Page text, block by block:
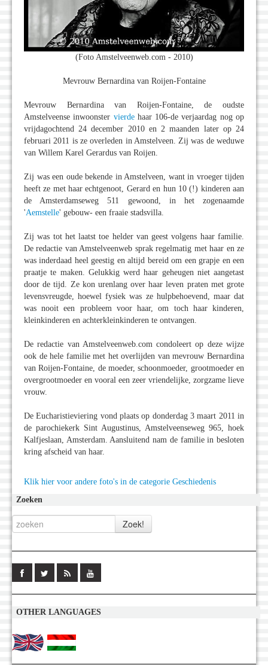
(Foto Amstelveenweb.com - 2010)
Mevrouw Bernardina van Roijen-Fontaine
Mevrouw Bernardina van Roijen-Fontaine, de oudste
Amstelveense inwoonster vierdehaar 106-de verjaardag nog op
vrijdagochtend 24 december 2010 en 2 maanden later op 24
februari 2011 is ze overleden in Amstelveen. Zij was de weduwe
van Willem Karel Gerardus van Roijen.
Zij was een oude bekende in Amstelveen, want in vroeger tijden
heeft ze met haar echtgenoot, Gerard en hun 10 (!) kinderen aan
de Amsterdamseweg 511 gewoond, in het zogenaamde
'Aemstelle' gebouw- een fraaie stadsvilla.
Zij was tot het laatst toe helder van geest volgens haar familie.
De redactie van Amstelveenweb sprak regelmatig met haar en ze
was inderdaad heel geestig en altijd bereid om een grapje en een
praatje te maken. Gelukkig werd haar geheugen niet aangetast
door de tijd. Ze kon urenlang over haar leven praten met grote
levensvreugde, hoewel fysiek was ze hulpbehoevend, maar dat
was nooit een probleem voor haar, om toch haar kinderen,
kleinkinderen en achterkleinkinderen te ontvangen.
De redactie van Amstelveenweb.com condoleert op deze wijze
ook de hele familie met het overlijden van mevrouw Bernardina
van Roijen-Fontaine, de moeder, schoonmoeder, grootmoeder en
overgrootmoeder en vooral een zeer vriendelijke, zorgzame lieve
vrouw.
De Eucharistieviering vond plaats op donderdag 3 maart 2011 in
de parochiekerk Sint Augustinus, Amstelveenseweg 965, hoek
Kalfjeslaan, Amsterdam. Aansluitend nam de familie in besloten
kring afscheid van haar.
Klik hier voor andere foto's in de categorie Geschiedenis
Zoeken
OTHER LANGUAGES